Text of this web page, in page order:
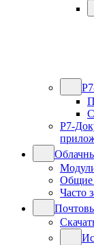
Р7-
Общие
Часто